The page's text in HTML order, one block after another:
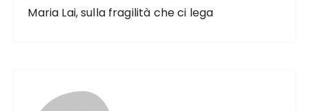
Maria Lai, sulla fragilità che ci lega